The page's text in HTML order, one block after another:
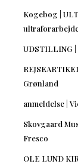
Kogebog |
UDSTILLING
Grønland
anmeldelse |
Skovgaard
Fresco
OLE LUND